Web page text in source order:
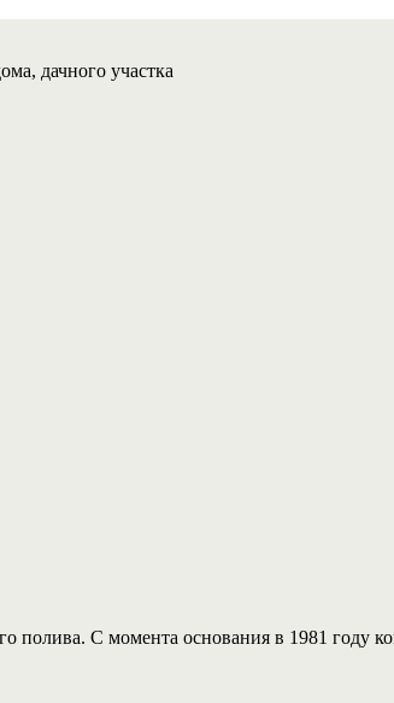
дачного участка
полива. С момента основания в 1981 году